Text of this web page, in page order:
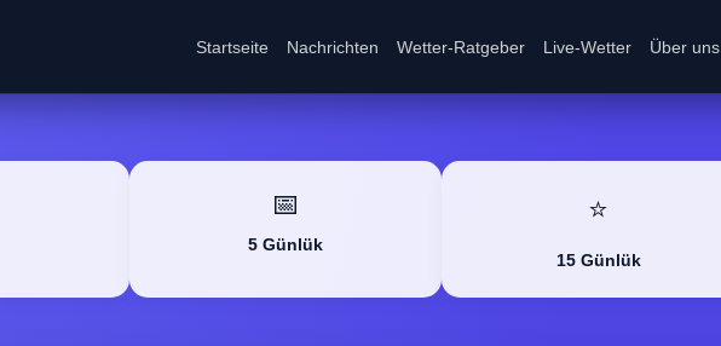
Startseite Nachrichten Wetter-Ratgeber Live-Wetter Über uns
📅
5 Günlük
⭐
15 Günlük